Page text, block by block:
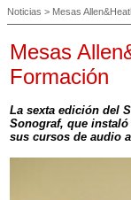
Noticias > Mesas
Mesas
Formación
La sexta edición del
Sonograf, que
sus cursos de audio